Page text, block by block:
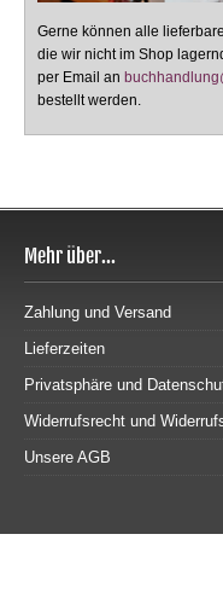
Gerne können alle
die wir nicht im Shop
per Email an
bestellt werden.
Mehr über...
Zahlung und Versand
Lieferzeiten
Privatsphäre und
Widerrufsrecht und
Unsere AGB